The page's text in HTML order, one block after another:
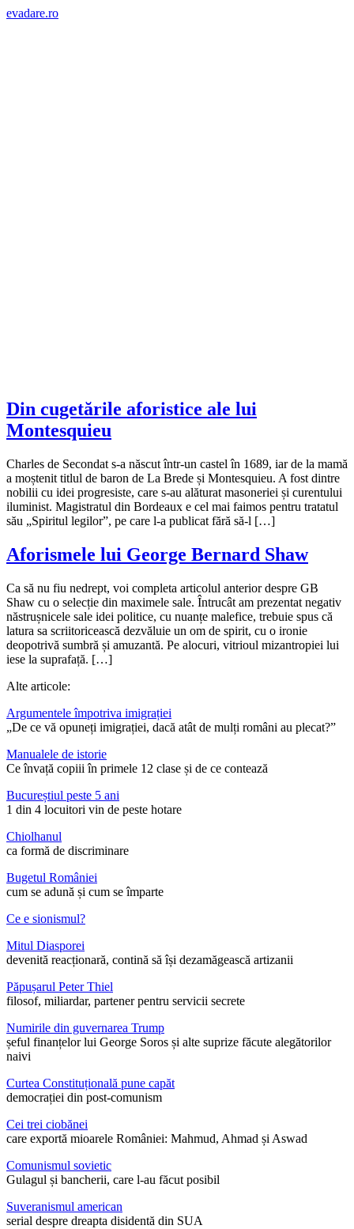
evadare.ro
Din cugetările aforistice ale lui
Montesquieu
Charles de Secondat s-a născut într-un castel în 1689, iar de la mamă
a moștenit titlul de baron de La Brede și Montesquieu. A fost dintre
nobilii cu idei progresiste, care s-au alăturat masoneriei și curentului
iluminist. Magistratul din Bordeaux e cel mai faimos pentru tratatul
său „Spiritul legilor”, pe care l-a publicat fără să-l […]
Aforismele lui George Bernard Shaw
Ca să nu fiu nedrept, voi completa articolul anterior despre GB
Shaw cu o selecție din maximele sale. Întrucât am prezentat negativ
năstrușnicele sale idei politice, cu nuanțe malefice, trebuie spus că
latura sa scriitoricească dezvăluie un om de spirit, cu o ironie
deopotrivă sumbră și amuzantă. Pe alocuri, vitrioul mizantropiei lui
iese la suprafață. […]
Alte articole:
Argumentele împotriva imigrației
„De ce vă opuneți imigrației, dacă atât de mulți români au plecat?”
Manualele de istorie
Ce învață copiii în primele 12 clase și de ce contează
Bucureștiul peste 5 ani
1 din 4 locuitori vin de peste hotare
Chiolhanul
ca formă de discriminare
Bugetul României
cum se adună și cum se împarte
Ce e sionismul?
Mitul Diasporei
devenită reacționară, contină să își dezamăgească artizanii
Păpușarul Peter Thiel
filosof, miliardar, partener pentru servicii secrete
Numirile din guvernarea Trump
șeful finanțelor lui George Soros și alte suprize făcute alegătorilor
naivi
Curtea Constituțională pune capăt
democrației din post-comunism
Cei trei ciobănei
care exportă mioarele României: Mahmud, Ahmad și Aswad
Comunismul sovietic
Gulagul și bancherii, care l-au făcut posibil
Suveranismul american
serial despre dreapta disidentă din SUA